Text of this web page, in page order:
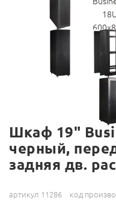
Шкаф 19"
черный,
задняя дв.
артикул 11286 код